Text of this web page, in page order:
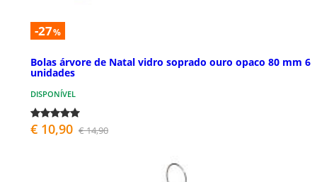
-27%
Bolas árvore de Natal vidro soprado ouro opaco 80 mm 6
unidades
DISPONÍVEL
€ 10,90 € 14,90